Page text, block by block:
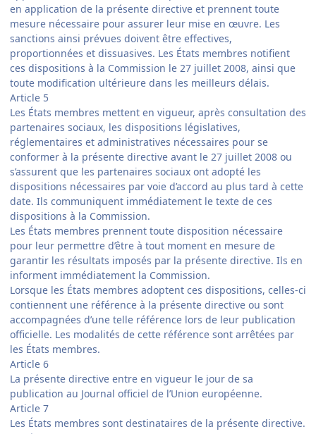
en application de la présente directive et prennent toute
mesure nécessaire pour assurer leur mise en œuvre. Les
sanctions ainsi prévues doivent être effectives,
proportionnées et dissuasives. Les États membres notifient
ces dispositions à la Commission le 27 juillet 2008, ainsi que
toute modification ultérieure dans les meilleurs délais.
Article 5
Les États membres mettent en vigueur, après consultation des
partenaires sociaux, les dispositions législatives,
réglementaires et administratives nécessaires pour se
conformer à la présente directive avant le 27 juillet 2008 ou
s’assurent que les partenaires sociaux ont adopté les
dispositions nécessaires par voie d’accord au plus tard à cette
date. Ils communiquent immédiatement le texte de ces
dispositions à la Commission.
Les États membres prennent toute disposition nécessaire
pour leur permettre d’être à tout moment en mesure de
garantir les résultats imposés par la présente directive. Ils en
informent immédiatement la Commission.
Lorsque les États membres adoptent ces dispositions, celles-ci
contiennent une référence à la présente directive ou sont
accompagnées d’une telle référence lors de leur publication
officielle. Les modalités de cette référence sont arrêtées par
les États membres.
Article 6
La présente directive entre en vigueur le jour de sa
publication au Journal officiel de l’Union européenne.
Article 7
Les États membres sont destinataires de la présente directive.